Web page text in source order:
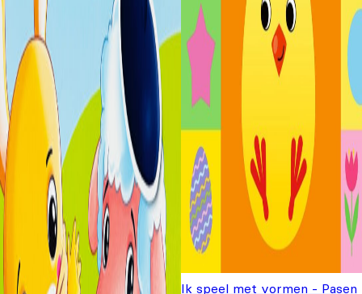
Ik speel met vormen - Pasen